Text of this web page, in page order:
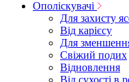
Ополіскувачі
Для захисту
Від карієсу
Для
Свіжий подих
Відновлення
Від сухості в